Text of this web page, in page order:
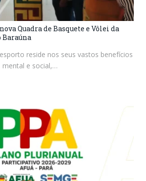
Quadra de Basquete e Vôlei da
reside nos seus vastos benefícios
mental e social,…